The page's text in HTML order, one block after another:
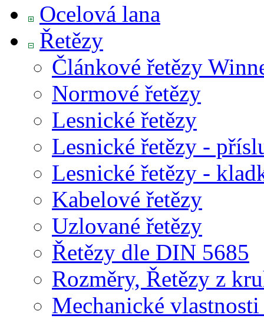
Ocelová lana
Řetězy
Článkové řetězy
Normové řetězy
Lesnické řetězy
Lesnické řetězy -
Lesnické řetězy -
Kabelové řetězy
Uzlované řetězy
Řetězy dle DIN 5685
Rozměry, Řetězy z
Mechanické